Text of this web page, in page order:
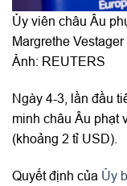
Ủy viên châu Âu
Margrethe
Ảnh: REUTERS
Ngày 4-3, lần đầu
minh châu Âu phạt
(khoảng 2 tỉ USD).
Quyết định của Ủy